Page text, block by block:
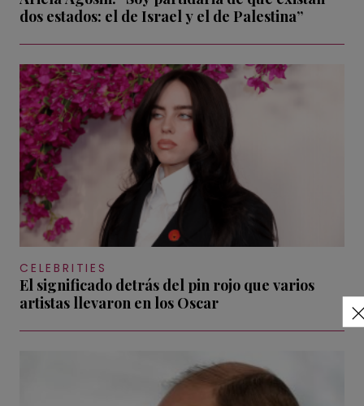
dos estados: el de Israel y el de Palestina”
CELEBRITIES
El significado detrás del pin rojo que varios
artistas llevaron en los Oscar